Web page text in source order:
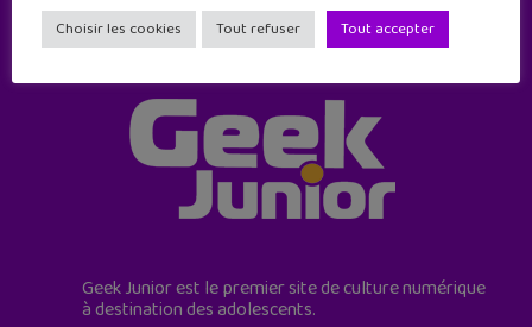
Geek Junior est le premier site de culture numérique
à destination des adolescents.
Choisir les cookies Tout refuser Tout accepter